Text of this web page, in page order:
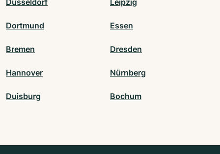
Dortmund Essen
Bremen Dresden
Hannover Nürnberg
Duisburg Bochum